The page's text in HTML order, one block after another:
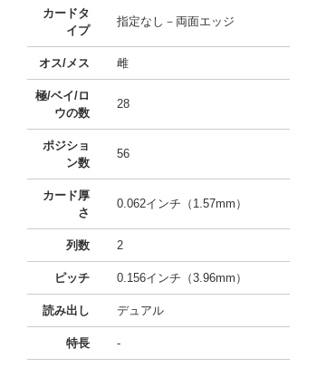
カードタ
イプ
指定なし－両面エッジ
オス/メス 雌
極/ベイ/ロ
ウの数
28
ポジショ
ン数
56
カード厚
さ
0.062インチ（1.57mm）
列数 2
ピッチ 0.156インチ（3.96mm）
読み出し デュアル
特長 -